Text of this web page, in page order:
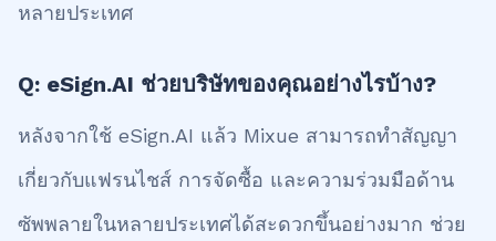
หลายประเทศ
Q: eSign.AI ช่วยบริษัทของคุณอย่างไรบ้าง?
หลังจากใช้ eSign.AI แล้ว Mixue สามารถทำสัญญา
เกี่ยวกับแฟรนไชส์ การจัดซื้อ และความร่วมมือด้าน
ซัพพลายในหลายประเทศได้สะดวกขึ้นอย่างมาก ช่วย